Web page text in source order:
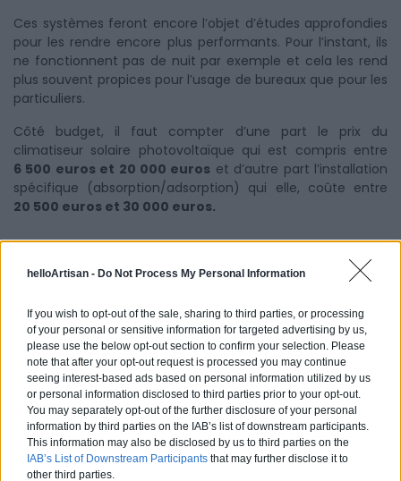
helloArtisan - Do Not Process My Personal Information
If you wish to opt-out of the sale, sharing to third parties, or processing
of your personal or sensitive information for targeted advertising by us,
please use the below opt-out section to confirm your selection. Please
note that after your opt-out request is processed you may continue
seeing interest-based ads based on personal information utilized by us
or personal information disclosed to third parties prior to your opt-out.
You may separately opt-out of the further disclosure of your personal
information by third parties on the IAB’s list of downstream participants.
This information may also be disclosed by us to third parties on the
IAB’s List of Downstream Participants that may further disclose it to
other third parties.
Ces systèmes feront encore l’objet d’études approfondies
pour les rendre encore plus performants. Pour l’instant, ils
ne fonctionnent pas de nuit par exemple et cela les rend
plus souvent propices pour l’usage de bureaux que pour les
particuliers.
Côté budget, il faut compter d’une part le prix du
climatiseur solaire photovoltaïque qui est compris entre
6 500 euros et 20 000 euros et d’autre part l’installation
spécifique (absorption/adsorption) qui elle, coûte entre
20 500 euros et 30 000 euros.
Installation de votre climatisation
Confiez le travail à un pro !
Demandez des devis